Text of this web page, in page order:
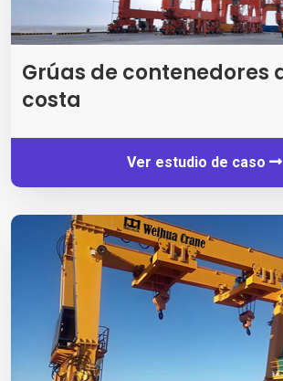
Grúas de contenedores
costa
Ver estudio de caso